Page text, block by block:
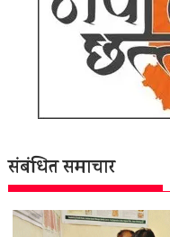
संबंधित समाचार